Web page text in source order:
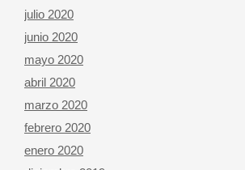
julio 2020
junio 2020
mayo 2020
abril 2020
marzo 2020
febrero 2020
enero 2020